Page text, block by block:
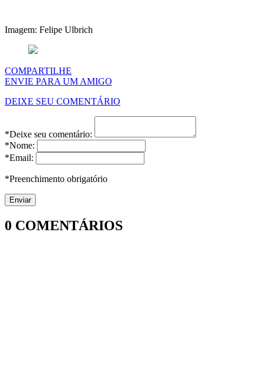
Imagem: Felipe Ulbrich
COMPARTILHE
ENVIE PARA UM AMIGO
DEIXE SEU COMENTÁRIO
*Deixe seu comentário:
*Nome:
*Email:
*Preenchimento obrigatório
0 COMENTÁRIOS